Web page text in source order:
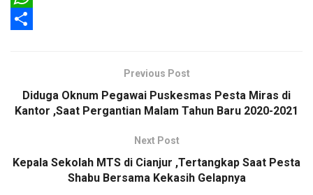
c
o
m
W
s
Previous Post
Diduga Oknum Pegawai Puskesmas Pesta Miras di
Kantor ,Saat Pergantian Malam Tahun Baru 2020-2021
Next Post
Kepala Sekolah MTS di Cianjur ,Tertangkap Saat Pesta
Shabu Bersama Kekasih Gelapnya